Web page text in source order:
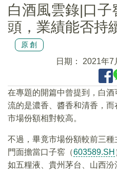
白酒風雲錄|口子
頭，業績能否持
原創
日期： 2021年7
在專題的開篇中曾提到，白
流的是濃香、醬香和清香，
市場份額相對較高。
不過，畢竟市場份額較前三
門面擔當口子窖（603589.SH
如五糧液、貴州茅台、山西汾